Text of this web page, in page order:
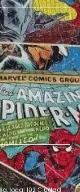
local 102 Ciudad